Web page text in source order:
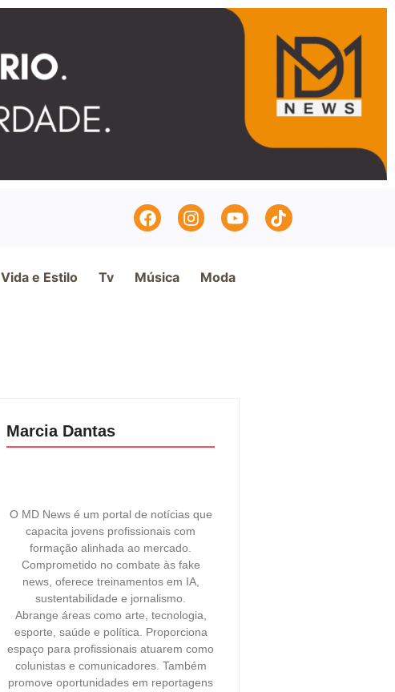
Vida e Estilo Tv Música Moda
Marcia Dantas
O MD News é um portal de notícias que
capacita jovens profissionais com
formação alinhada ao mercado.
Comprometido no combate às fake
news, oferece treinamentos em IA,
sustentabilidade e jornalismo.
Abrange áreas como arte, tecnologia,
esporte, saúde e política. Proporciona
espaço para profissionais atuarem como
colunistas e comunicadores. Também
promove oportunidades em reportagens